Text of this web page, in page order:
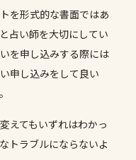
を形式的な書面ではあ
占い師を大切にしてい
を申し込みする際には
申し込みをして良い
えてもいずれはわかっ
トラブルにならないよ